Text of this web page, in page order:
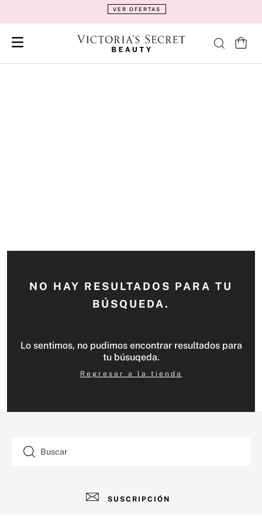
VER OFERTAS
NO HAY RESULTADOS PARA TU
BÚSQUEDA.
Lo sentimos, no pudimos encontrar resultados para
tu búsuqeda.
Regresar a la tienda
Buscar
SUSCRIPCIÓN